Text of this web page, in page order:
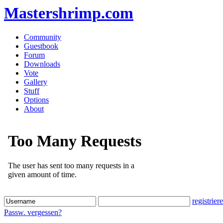
Mastershrimp.com
Community
Guestbook
Forum
Downloads
Vote
Gallery
Stuff
Options
About
Passw. vergessen?